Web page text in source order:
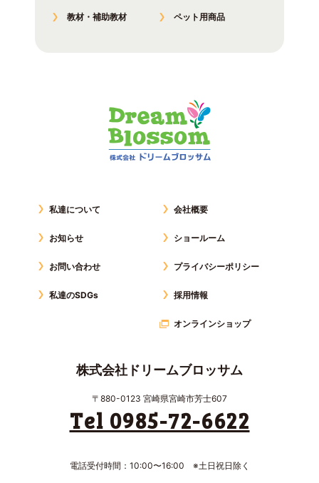
教材・補助教材 ペット用商品
私達について
お知らせ
お問い合わせ
私達のSDGs
会社概要
ショールーム
プライバシーポリシー
採用情報
オンラインショップ
株式会社ドリームブロッサム
〒880-0123 宮崎県宮崎市芳士607
Tel 0985-72-6622
電話受付時間：10:00〜16:00 ※土日祝日除く